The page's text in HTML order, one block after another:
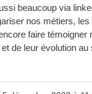
beaucoup via
nos métiers,
faire témoigner
de leur évolution